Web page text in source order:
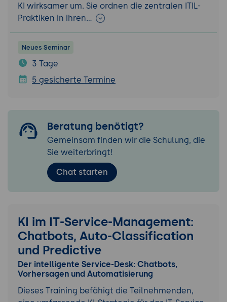
KI wirksamer um. Sie ordnen die zentralen ITIL-
Praktiken in ihren…
Neues Seminar
3 Tage
5 gesicherte Termine
Beratung benötigt?
Gemeinsam finden wir die Schulung, die
Sie weiterbringt!
Chat starten
KI im IT-Service-Management:
Chatbots, Auto-Classification
und Predictive
Der intelligente Service-Desk: Chatbots,
Vorhersagen und Automatisierung
Dieses Training befähigt die Teilnehmenden,